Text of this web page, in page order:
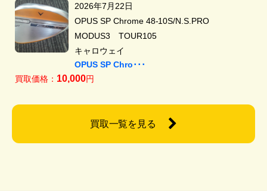
2026年7月22日
OPUS SP Chrome 48-10S/N.S.PRO
MODUS3 TOUR105
キャロウェイ
OPUS SP Chro･･･
買取価格： 10,000円
買取一覧を見る